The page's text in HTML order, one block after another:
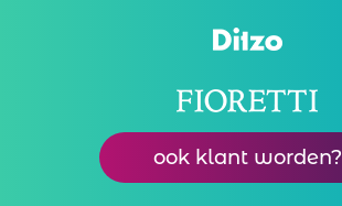
ook klant worden?